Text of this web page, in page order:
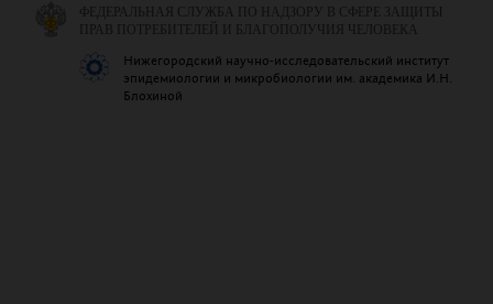
ФЕДЕРАЛЬНАЯ СЛУЖБА ПО НАДЗОРУ В СФЕРЕ ЗАЩИТЫ
ПРАВ ПОТРЕБИТЕЛЕЙ И БЛАГОПОЛУЧИЯ ЧЕЛОВЕКА
Нижегородский научно-исследовательский институт
эпидемиологии и микробиологии им. академика И.Н.
Блохиной